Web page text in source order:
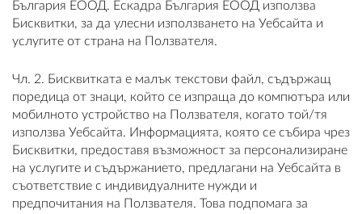
България ЕООД. Ескадра България ЕООД използва
Бисквитки, за да улесни използването на Уебсайта и
услугите от страна на Ползвателя.
Чл. 2. Бисквитката е малък текстови файл, съдържащ
поредица от знаци, който се изпраща до компютъра или
мобилното устройство на Ползвателя, когато той/тя
използва Уебсайта. Информацията, която се събира чрез
Бисквитки, предоставя възможност за персонализиране
на услугите и съдържанието, предлагани на Уебсайта в
съответствие с индивидуалните нужди и
предпочитания на Ползвателя. Това подпомага за
ПЛАТФОРМА ЗА ОРС